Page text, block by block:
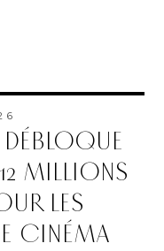
MILLIONS
LES
CINÉMA